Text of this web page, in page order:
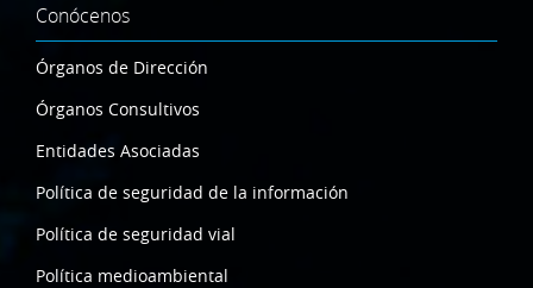
Conócenos
Órganos de Dirección
Órganos Consultivos
Entidades Asociadas
Política de seguridad de la información
Política de seguridad vial
Política medioambiental